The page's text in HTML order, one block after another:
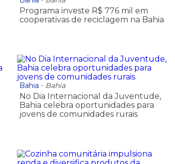
Programa investe R$ 776 mil em
cooperativas de reciclagem na Bahia
Bahia - Bahia
No Dia Internacional da Juventude,
Bahia celebra oportunidades para
jovens de comunidades rurais